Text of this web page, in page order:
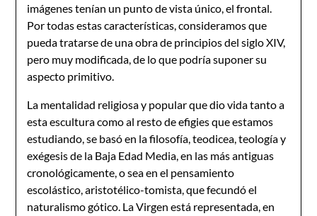
imágenes tenían un punto de vista único, el frontal.
Por todas estas características, consideramos que
pueda tratarse de una obra de principios del siglo XIV,
pero muy modificada, de lo que podría suponer su
aspecto primitivo.
La mentalidad religiosa y popular que dio vida tanto a
esta escultura como al resto de efigies que estamos
estudiando, se basó en la filosofía, teodicea, teología y
exégesis de la Baja Edad Media, en las más antiguas
cronológicamente, o sea en el pensamiento
escolástico, aristotélico-tomista, que fecundó el
naturalismo gótico. La Virgen está representada, en